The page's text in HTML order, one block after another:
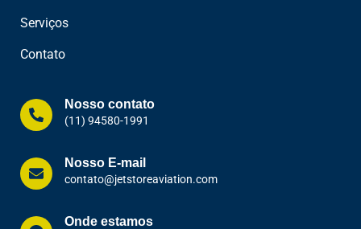
Serviços
Contato
Nosso contato
(11) 94580-1991
Nosso E-mail
contato@jetstoreaviation.com
Onde estamos